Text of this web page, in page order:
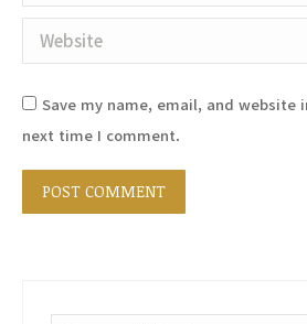
Website
Save my name, email, and website
next time I comment.
POST COMMENT